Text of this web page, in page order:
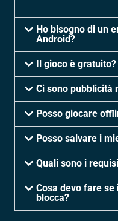
Ho bisogno di un
Android?
Il gioco è gratuito?
Ci sono pubblicità
Posso giocare
Posso salvare i
Quali sono i
Cosa devo fare
blocca?